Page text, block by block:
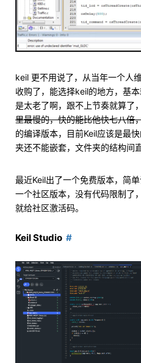
keil 更不用说了，从当年一个人
收购了，能选择keil的地方，基
是太老了啊，跟不上节奏就算了，
里最慢的，快的能比他快七八倍
的编译版本，目前Keil应该是最
夹还不能嵌套，文件夹的结构间
最近Keil出了一个免费版本，简
一个社区版本，没有代码限制了
就给社区激活码。
Keil Studio